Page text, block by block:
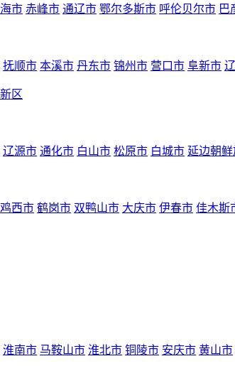
市 赤峰市 通辽市 鄂尔多斯市 呼伦贝尔市 巴
抚顺市 本溪市 丹东市 锦州市 营口市 阜新市
区
辽源市 通化市 白山市 松原市 白城市 延边朝鲜
鸡西市 鹤岗市 双鸭山市 大庆市 伊春市 佳木斯
淮南市 马鞍山市 淮北市 铜陵市 安庆市 黄山市